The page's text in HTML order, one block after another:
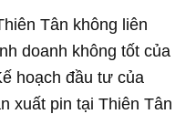
Tân không liên
doanh không tốt của
hoạch đầu tư của
xuất pin tại Thiên Tân